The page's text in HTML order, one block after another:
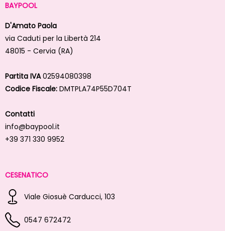
BAYPOOL
D'Amato Paola
via Caduti per la Libertà 214
48015 - Cervia (RA)
Partita IVA02594080398
Codice Fiscale: DMTPLA74P55D704T
Contatti
info@baypool.it
+39 371 330 9952
CESENATICO
Viale Giosuè Carducci, 103
0547 672472